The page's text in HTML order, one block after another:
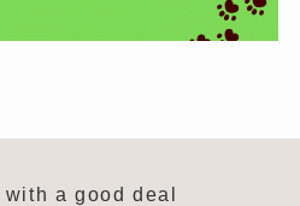
with a good deal